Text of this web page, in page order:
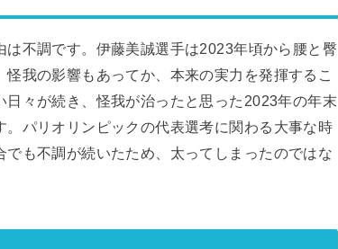
不調です。伊藤美誠選手は2023年頃から腰と臀
我の影響もあってか、本来の実力を発揮するこ
々が続き、怪我が治ったと思った2023年の年末
パリオリンピックの代表選考に関わる大事な時
も不調が続いたため、太ってしまったのではな